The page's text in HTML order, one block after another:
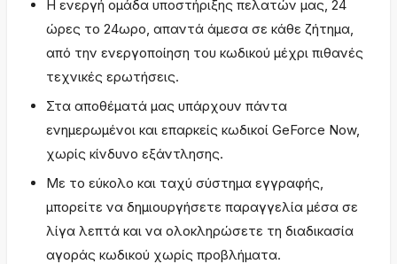
Η ενεργή ομάδα υποστήριξης πελατών μας, 24
ώρες το 24ωρο, απαντά άμεσα σε κάθε ζήτημα,
από την ενεργοποίηση του κωδικού μέχρι πιθανές
τεχνικές ερωτήσεις.
Στα αποθέματά μας υπάρχουν πάντα
ενημερωμένοι και επαρκείς κωδικοί GeForce Now,
χωρίς κίνδυνο εξάντλησης.
Με το εύκολο και ταχύ σύστημα εγγραφής,
μπορείτε να δημιουργήσετε παραγγελία μέσα σε
λίγα λεπτά και να ολοκληρώσετε τη διαδικασία
αγοράς κωδικού χωρίς προβλήματα.